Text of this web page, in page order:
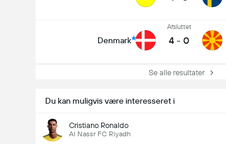
Denmark
Afsluttet
4 - 0
Se alle resultater
Du kan muligvis være interesseret i
Cristiano Ronaldo
Al Nassr FC Riyadh